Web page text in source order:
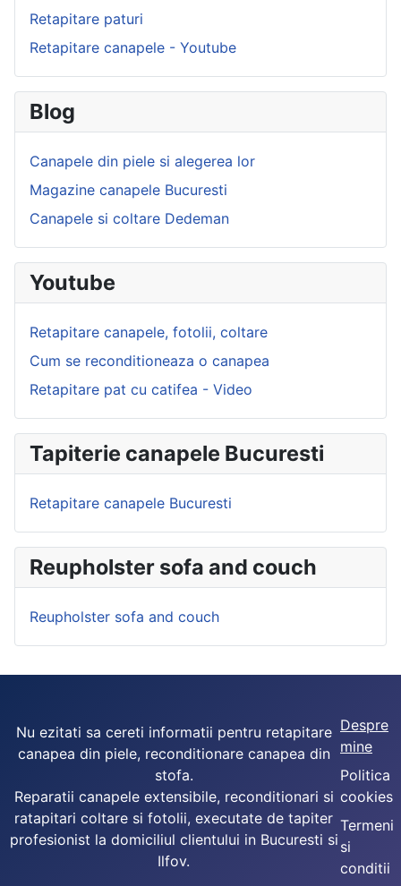
Retapitare paturi
Retapitare canapele - Youtube
Blog
Canapele din piele si alegerea lor
Magazine canapele Bucuresti
Canapele si coltare Dedeman
Youtube
Retapitare canapele, fotolii, coltare
Cum se reconditioneaza o canapea
Retapitare pat cu catifea - Video
Tapiterie canapele Bucuresti
Retapitare canapele Bucuresti
Reupholster sofa and couch
Reupholster sofa and couch
Nu ezitati sa cereti informatii pentru retapitare
canapea din piele, reconditionare canapea din
stofa.
Reparatii canapele extensibile, reconditionari si
ratapitari coltare si fotolii, executate de tapiter
profesionist la domiciliul clientului in Bucuresti si
Ilfov.
Despre
mine
Politica
cookies
Termeni
si
conditii